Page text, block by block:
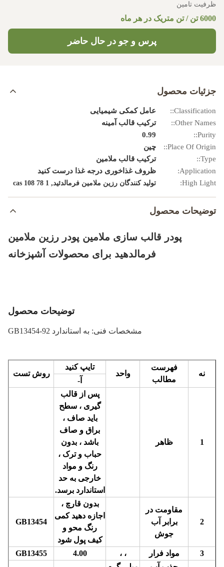
ظرفیت تامین
6000 تن / تن متریک در هر ماه
پرس و جو در حال حاضر
جزئیات محصول
Classification::
عامل کمکی شیمیایی
Other Names::
ترکیب قالب آمینه
Purity::
0.99
Place Of Origin::
چین
Type::
ترکیب قالب ملامین
Application:
ظروف غذاخوری درجه غذا درست کنید
High Light:
تولید کنندگان رزین ملامین فرمالدئید,
cas 108 78 1
توضیحات محصول
پودر قالب سازی ملامین پودر رزین ملامین
فرمالدهید برای محصولات آشپزخانه
توضیحات محصول
مشخصات فنی: به استاندارد GB13454-92
نه
فهرست
مطالب
واحد
تایپ کنید
روش تست
آ-
1 ظاهر
پس از قالب
گیری ، سطح
باید صاف ،
براق و صاف
باشد ، بدون
حباب و ترک ،
رنگ و مواد
خارجی به حد
استاندارد برسد.
2
مقاومت در
برابر آب
جوش
بدون قارچ ،
اجازه دهید کمی
رنگ محو و
کیف پول شود
GB13454
3 مواد فرار ، ، 4.00
GB13455